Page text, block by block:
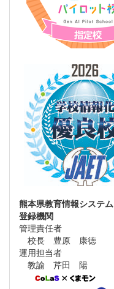
熊本県教育情報システム
登録機関
管理責任者
校長 豊原 康徳
運用担当者
教諭 芹田 陽